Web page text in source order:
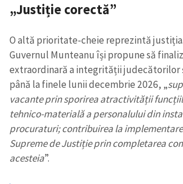
„Justiție corectă”
O altă prioritate-cheie reprezintă
Guvernul Munteanu își propune să
extraordinară a integrității judecătorilor
până la finele lunii decembrie 2026, „
vacante prin sporirea atractivității
tehnico-materială a personalului din
procuraturi; contribuirea la
Supreme de Justiție prin completarea
acesteia”.